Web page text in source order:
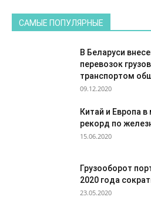
САМЫЕ ПОПУЛЯРНЫЕ
В Беларуси
перевозок
транспортом
09.12.2020
Китай и Европа в
рекорд по
15.06.2020
Грузооборот
2020 года
23.05.2020